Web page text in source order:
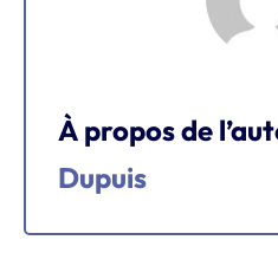
À propos de
Dupuis